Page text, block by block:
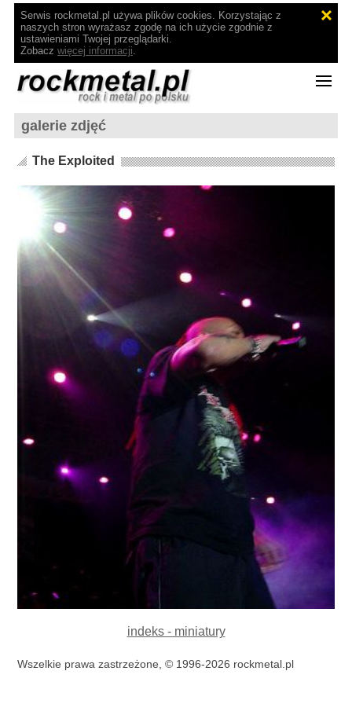
Serwis rockmetal.pl używa plików cookies. Korzystając z
naszych stron wyrażasz zgodę na ich użycie zgodnie z
ustawieniami Twojej przeglądarki.
Zobacz więcej informacji.
galerie zdjęć
The Exploited
indeks - miniatury
Wszelkie prawa zastrzeżone, © 1996-2026 rockmetal.pl